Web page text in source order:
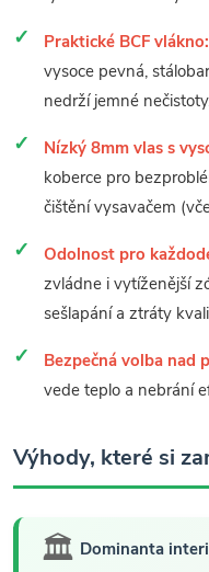
Praktické BCF vlákno:
vysoce pevná,
nedrží jemné
Nízký 8mm vlas s
koberce pro
čištění vysavačem
Odolnost pro
zvládne i vytíženější
sešlapání a ztráty
Bezpečná volba nad
vede teplo a nebrání
Výhody, které si
🏛️ Dominanta